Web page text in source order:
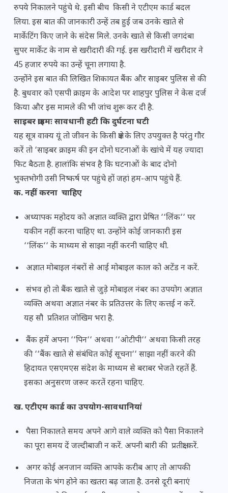
रुपये निकालने पहुंचे थे. इसी बीच किसी ने एटीएम कार्ड बदल
लिया. इस बात की जानकारी उन्हें तब हुई जब उनके खाते से
मार्केटिंग किए जाने के संदेस मिले. उनके खाते से किसी जगदंबा
सुपर मार्केट के नाम से खरीदारी की गई. इस खरीदारी में खरीदार ने
45 हजार रुपये का उन्हें चूना लगाया है.
उन्होंने इस बात की लिखित शिकायत बैंक और साइबर पुलिस से की
है. बुधवार को एसपी क्राइम के आदेश पर शाहपुर पुलिस ने केस दर्ज
किया और इस मामले की भी जांच शुरू कर दी है.
साइबर क्राइमः सावधानी हटी कि दुर्घटना घटी
यह सूत्र वाक्य यूं तो जीवन के किसी क्षेत्र के लिए उपयुक्त है परंतु गौर
करें तो ‘साइबर क्राइम की इन दोनो घटनाओं के खांचे में यह ज्यादा
फिट बैठता है. हालांकि संभव है कि घटनाओं के बाद दोनो
भुक्तभोगी उसी निष्कर्ष पर पहुंचे हों जहां हम-आप पहुंचे हैं.
क. नहीं करना चाहिए
अध्यापक महोदय को अज्ञात व्यक्ति द्वारा प्रेषित ‘‘लिंक‘‘ पर
यकीन नहीं करना चाहिए था. उन्होंने कोई जानकारी इस
‘‘लिंक‘‘ के माध्यम से साझा नहीं करनी चाहिए थी.
अज्ञात मोबाइल नंबरों से आई मोबाइल काल को अटेंड न करें.
संभव हो तो बैंक खाते से जुड़े मोबाइल नंबर का उपयोग अज्ञात
व्यक्ति अथवा अज्ञात नंबर के प्रतिउत्तर के लिए कत्तई न करें.
यह सौ प्रतिशत जोखिम भरा है.
बैंक हमें अपना ‘‘पिन‘‘ अथवा ‘‘ओटीपी‘‘ अथवा किसी तरह
की ‘‘बैंक खाते से संबंधित कोई सूचना‘‘ साझा नहीं करने की
हिदायत एसएमएस संदेश के माध्यम से बराबर भेजते रहतें हैं.
इसका अनुसरण जरूर करतें रहना चाहिए.
ख. एटीएम कार्ड का उपयोग-सावधानियां
पैसा निकालते समय अपने आगे वाले व्यक्ति को पैसा निकालने
का पूरा समय दें जल्दीबाजी न करें. अपनी बारी की प्रतीक्षा करें.
अगर कोई अनजान व्यक्ति आपके करीब आए तो आपकी
निजता के भंग होने का खतरा बढ़ जाता है. उनसे दूरी बनाएं